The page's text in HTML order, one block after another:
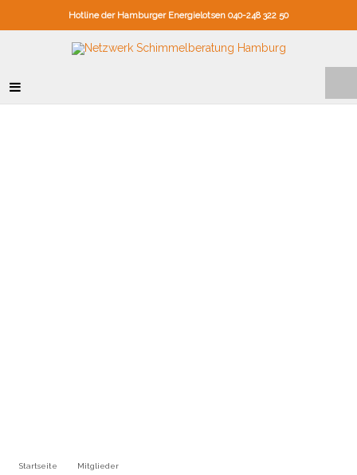
Hotline der Hamburger Energielotsen 040-248 322 50
Startseite Mitglieder